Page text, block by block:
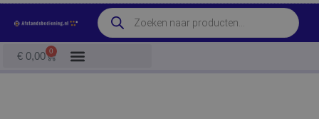
Ga
naar
de
inhoud
Producten
zoeken
€ 0,00 0
Winkelwagen